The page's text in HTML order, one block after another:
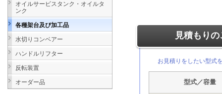
見積もり
お見積りをしたい型式
型式／容量
オイルサービスタンク・オイルタ
ンク
各種架台及び加工品
水切りコンベアー
ハンドルリフター
反転装置
オーダー品